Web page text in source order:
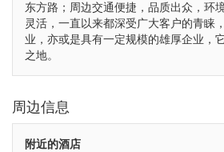
东方路；周边交通便捷，品质出众，环
灵活，一直以来都深受广大客户的青睐
业，亦或是具有一定规模的雄厚企业，
之地。
周边信息
附近的酒店